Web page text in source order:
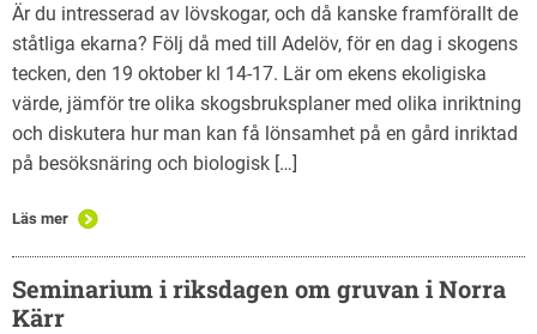
Är du intresserad av lövskogar, och då kanske framförallt de
ståtliga ekarna? Följ då med till Adelöv, för en dag i skogens
tecken, den 19 oktober kl 14-17. Lär om ekens ekoligiska
värde, jämför tre olika skogsbruksplaner med olika inriktning
och diskutera hur man kan få lönsamhet på en gård inriktad
på besöksnäring och biologisk […]
Läs mer
Seminarium i riksdagen om gruvan i Norra
Kärr